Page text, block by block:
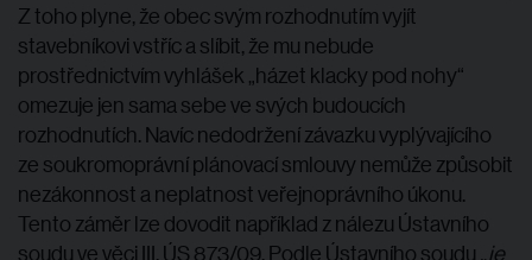
Z toho plyne, že obec svým rozhodnutím vyjít
stavebníkovi vstříc a slíbit, že mu nebude
prostřednictvím vyhlášek „házet klacky pod nohy“
omezuje jen sama sebe ve svých budoucích
rozhodnutích. Navíc nedodržení závazku vyplývajícího
ze soukromoprávní plánovací smlouvy nemůže způsobit
nezákonnost a neplatnost veřejnoprávního úkonu.
Tento záměr lze dovodit například z nálezu Ústavního
soudu ve věci III. ÚS 873/09. Podle Ústavního soudu „je